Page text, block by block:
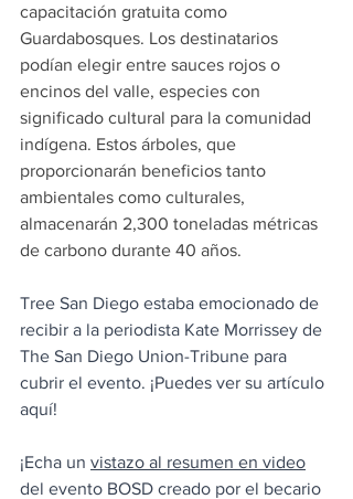
capacitación gratuita como
Guardabosques. Los destinatarios
podían elegir entre sauces rojos o
encinos del valle, especies con
significado cultural para la comunidad
indígena. Estos árboles, que
proporcionarán beneficios tanto
ambientales como culturales,
almacenarán 2,300 toneladas métricas
de carbono durante 40 años.
Tree San Diego estaba emocionado de
recibir a la periodista Kate Morrissey de
The San Diego Union-Tribune para
cubrir el evento. ¡Puedes ver su artículo
aquí!
¡Echa un vistazo al resumen en video
del evento BOSD creado por el becario